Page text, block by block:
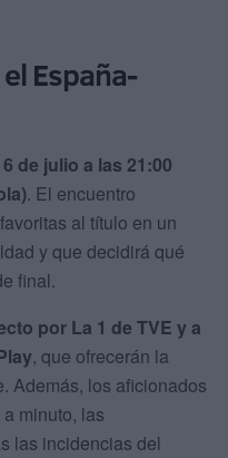
España-
de julio a las 21:00
. El encuentro
al título en un
y que decidirá qué
final.
por La 1 de TVE y a
, que ofrecerán la
Además, los aficionados
minuto, las
las incidencias del